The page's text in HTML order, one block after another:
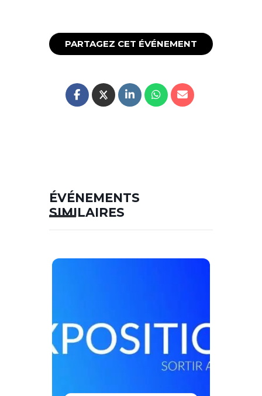
PARTAGEZ CET ÉVÉNEMENT
ÉVÉNEMENTS
SIMILAIRES